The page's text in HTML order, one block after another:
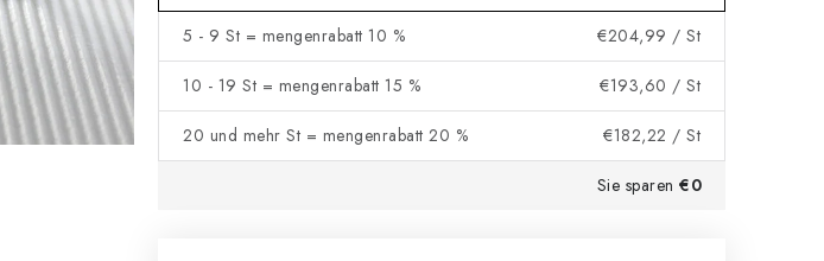
5 - 9 St = mengenrabatt 10 % €204,99 / St
10 - 19 St = mengenrabatt 15 % €193,60 / St
20 und mehr St = mengenrabatt 20 % €182,22 / St
Sie sparen €0